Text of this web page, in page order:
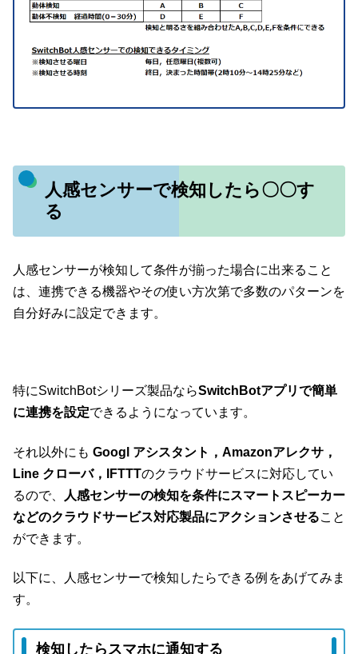
人感センサーで検知したら〇〇す
る
人感センサーが検知して条件が揃った場合に出来ること
は、連携できる機器やその使い方次第で多数のパターンを
自分好みに設定できます。
特にSwitchBotシリーズ製品ならSwitchBotアプリで簡単
に連携を設定できるようになっています。
それ以外にも Googl アシスタント，Amazonアレクサ，
Line クローバ，IFTTTのクラウドサービスに対応してい
るので、
人感センサーの検知を条件にスマートスピーカー
などのクラウドサービス対応製品にアクションさせること
ができます。
以下に、人感センサーで検知したらできる例をあげてみま
す。
検知したらスマホに通知する